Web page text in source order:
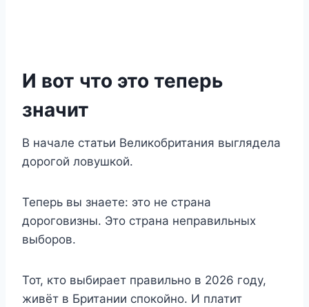
И вот что это теперь
значит
В начале статьи Великобритания выглядела
дорогой ловушкой.
Теперь вы знаете: это не страна
дороговизны. Это страна неправильных
выборов.
Тот, кто выбирает правильно в 2026 году,
живёт в Британии спокойно. И платит